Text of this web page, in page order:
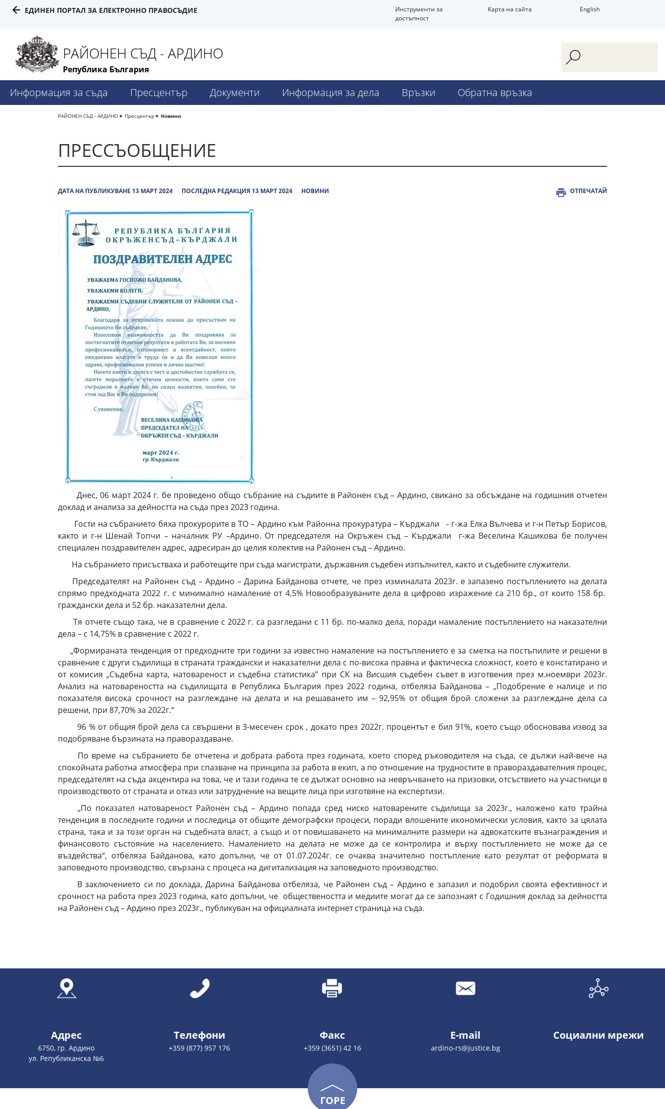
ЕДИНЕН ПОРТАЛ ЗА ЕЛЕКТРОННО ПРАВОСЪДИЕ
Инструменти за
достъпност
Карта на сайта English
РАЙОНЕН СЪД - АРДИНО
Република България
Информация за съда Пресцентър Документи Информация за дела Връзки Обратна връзка
РАЙОНЕН СЪД - АРДИНО Пресцентър Новини
ПРЕССЪОБЩЕНИЕ
ДАТА НА ПУБЛИКУВАНЕ 13 МАРТ 2024 ПОСЛЕДНА РЕДАКЦИЯ 13 МАРТ 2024 НОВИНИ ОТПЕЧАТАЙ
Днес, 06 март 2024 г. бе проведено общо събрание на съдиите в Районен съд – Ардино, свикано за обсъждане на годишния отчетен
доклад и анализа за дейността на съда през 2023 година.
Гости на събранието бяха прокурорите в ТО – Ардино към Районна прокуратура – Кърджали - г-жа Елка Вълчева и г-н Петър Борисов,
както и г-н Шенай Топчи – началник РУ –Ардино. От председателя на Окръжен съд – Кърджали г-жа Веселина Кашикова бе получен
специален поздравителен адрес, адресиран до целия колектив на Районен съд – Ардино.
На събранието присъстваха и работещите при съда магистрати, държавния съдебен изпълнител, както и съдебните служители.
Председателят на Районен съд – Ардино – Дарина Байданова отчете, че през изминалата 2023г. е запазено постъплението на делата
спрямо предходната 2022 г. с минимално намаление от 4,5% Новообразуваните дела в цифрово изражение са 210 бр., от които 158 бр.
граждански дела и 52 бр. наказателни дела.
Тя отчете също така, че в сравнение с 2022 г. са разгледани с 11 бр. по-малко дела, поради намаление постъплението на наказателни
дела – с 14,75% в сравнение с 2022 г.
„Формираната тенденция от предходните три години за известно намаление на постъплението е за сметка на постъпилите и решени в
сравнение с други съдилища в страната граждански и наказателни дела с по-висока правна и фактическа сложност, което е констатирано и
от комисия „Съдебна карта, натовареност и съдебна статистика” при СК на Висшия съдебен съвет в изготвения през м.ноември 2023г.
Анализ на натовареността на съдилищата в Република България през 2022 година, отбеляза Байданова – „Подобрение е налице и по
показателя висока срочност на разглеждане на делата и на решаването им – 92,95% от общия брой сложени за разглеждане дела са
решени, при 87,70% за 2022г.“
96 % от общия брой дела са свършени в 3-месечен срок , докато през 2022г. процентът е бил 91%, което също обосновава извод за
подобряване бързината на правораздаване.
По време на събранието бе отчетена и добрата работа през годината, което според ръководителя на съда, се дължи най-вече на
спокойната работна атмосфера при спазване на принципа за работа в екип, а по отношение на трудностите в правораздавателния процес,
председателят на съда акцентира на това, че и тази година те се дължат основно на невръчването на призовки, отсъствието на участници в
производството от страната и отказ или затруднение на вещите лица при изготвяне на експертизи.
„По показател натовареност Районен съд – Ардино попада сред ниско натоварените съдилища за 2023г., наложено като трайна
тенденция в последните години и последица от общите демографски процеси, поради влошените икономически условия, както за цялата
страна, така и за този орган на съдебната власт, а също и от повишаването на минималните размери на адвокатските възнаграждения и
финансовото състояние на населението. Намалението на делата не може да се контролира и върху постъплението не може да се
въздейства“, отбеляза Байданова, като допълни, че от 01.07.2024г. се очаква значително постъпление като резултат от реформата в
заповедното производство, свързана с процеса на дигитализация на заповедното производство.
В заключението си по доклада, Дарина Байданова отбеляза, че Районен съд – Ардино е запазил и подобрил своята ефективност и
срочност на работа през 2023 година, като допълни, че обществеността и медиите могат да се запознаят с Годишния доклад за дейността
на Районен съд – Ардино през 2023г., публикуван на официалната интернет страница на съда.
Адрес
6750, гр. Ардино
ул. Републиканска №6
Телефони
+359 (877) 957 176
Факс
+359 (3651) 42 16
E-mail
ardino-rs@justice.bg
Социални мрежи
ГОРЕ